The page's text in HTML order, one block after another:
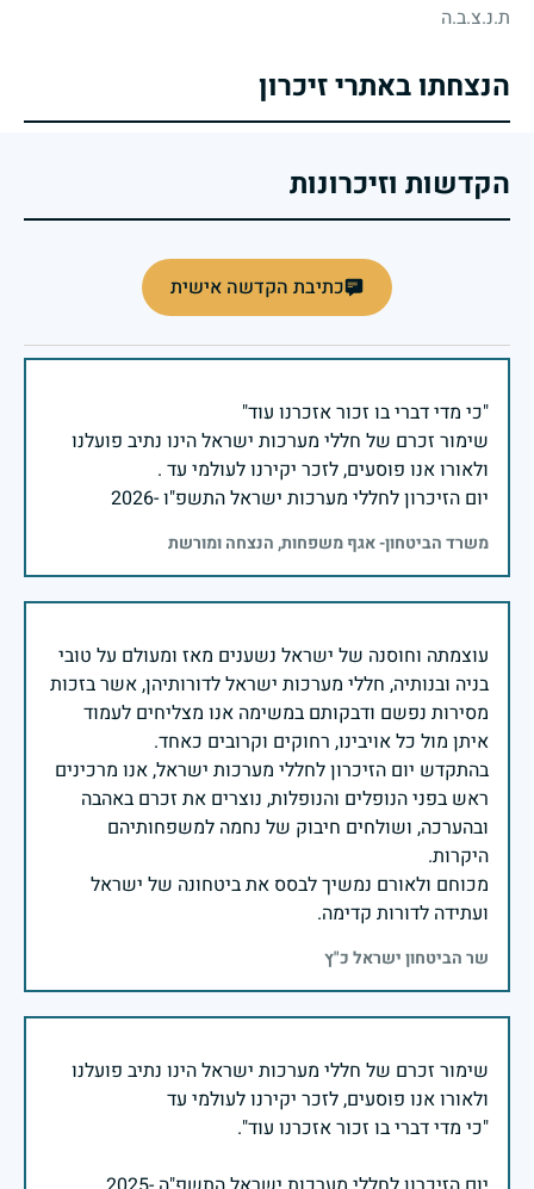
ת.נ.צ.ב.ה
הנצחתו באתרי זיכרון
הקדשות וזיכרונות
כתיבת הקדשה אישית
שימור זכרם של חללי מערכות ישראל הינו נתיב פועלנו
יום הזיכרון לחללי מערכות ישראל התשפ"ו -2026
משרד הביטחון- אגף משפחות, הנצחה ומורשת
עוצמתה וחוסנה של ישראל נשענים מאז ומעולם על טובי
בניה ובנותיה, חללי מערכות ישראל לדורותיהן, אשר בזכות
מסירות נפשם ודבקותם במשימה אנו מצליחים לעמוד
בהתקדש יום הזיכרון לחללי מערכות ישראל, אנו מרכינים
ראש בפני הנופלים והנופלות, נוצרים את זכרם באהבה
ובהערכה, ושולחים חיבוק של נחמה למשפחותיהם
מכוחם ולאורם נמשיך לבסס את ביטחונה של ישראל
ועתידה לדורות קדימה.
שר הביטחון ישראל כ"ץ
שימור זכרם של חללי מערכות ישראל הינו נתיב פועלנו